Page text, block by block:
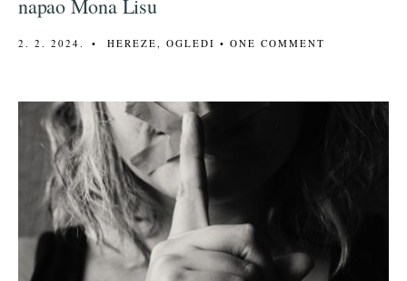
napao Mona Lisu
2. 2. 2024. • HEREZE OGLEDI • ONE COMMENT